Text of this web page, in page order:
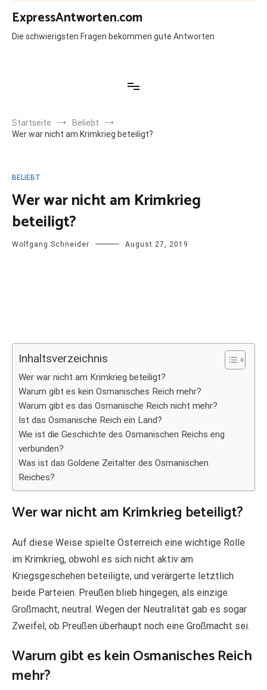
Zum
Inhalt
springen
ExpressAntworten.com
Die schwierigsten Fragen bekommen gute Antworten
Startseite
Beliebt
Wer war nicht am Krimkrieg beteiligt?
BELIEBT
Wer war nicht am Krimkrieg
beteiligt?
Wolfgang Schneider August 27, 2019
Inhaltsverzeichnis
Wer war nicht am Krimkrieg beteiligt?
Warum gibt es kein Osmanisches Reich mehr?
Warum gibt es das Osmanische Reich nicht mehr?
Ist das Osmanische Reich ein Land?
Wie ist die Geschichte des Osmanischen Reichs eng
verbunden?
Was ist das Goldene Zeitalter des Osmanischen
Reiches?
Wer war nicht am Krimkrieg beteiligt?
Auf diese Weise spielte Österreich eine wichtige Rolle
im Krimkrieg, obwohl es sich nicht aktiv am
Kriegsgeschehen beteiligte, und verärgerte letztlich
beide Parteien. Preußen blieb hingegen, als einzige
Großmacht, neutral. Wegen der Neutralität gab es sogar
Zweifel, ob Preußen überhaupt noch eine Großmacht sei.
Warum gibt es kein Osmanisches Reich
mehr?